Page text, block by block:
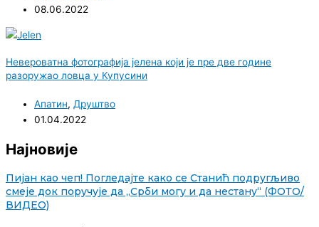
08.06.2022
Невероватна фотографија јелена који је пре две године
разоружао ловца у Купусини
Апатин, Друштво
01.04.2022
Најновије
Пијан као чеп! Погледајте како се Станић подругљиво
смеје док поручује да „Срби могу и да нестану“ (ФОТО/
ВИДЕО)